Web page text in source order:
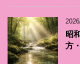
昭
方